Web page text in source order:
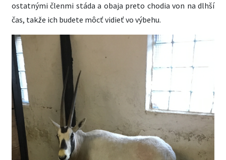
ostatnými členmi stáda a obaja preto chodia von na dlhší
čas, takže ich budete môcť vidieť vo výbehu.